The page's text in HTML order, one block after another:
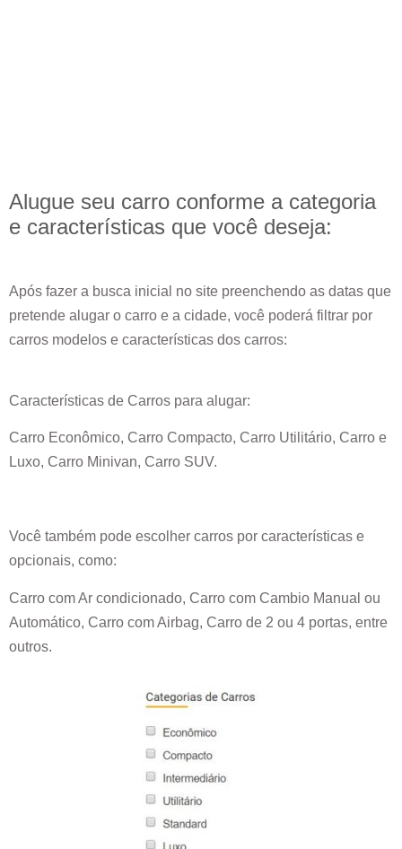
Alugue seu carro conforme a categoria
e características que você deseja:
Após fazer a busca inicial no site preenchendo as datas que
pretende alugar o carro e a cidade, você poderá filtrar por
carros modelos e características dos carros:
Características de Carros para alugar:
Carro Econômico, Carro Compacto, Carro Utilitário, Carro e
Luxo, Carro Minivan, Carro SUV.
Você também pode escolher carros por características e
opcionais, como:
Carro com Ar condicionado, Carro com Cambio Manual ou
Automático, Carro com Airbag, Carro de 2 ou 4 portas, entre
outros.